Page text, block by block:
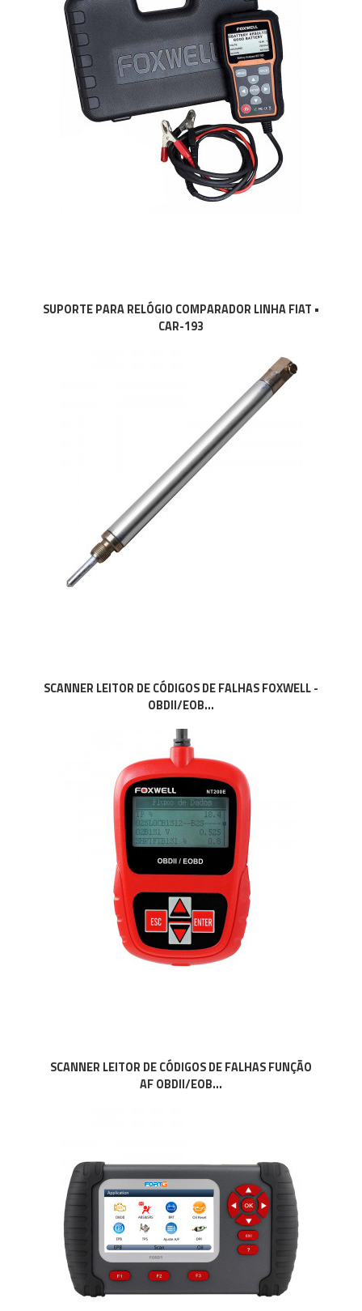
SUPORTE PARA RELÓGIO COMPARADOR LINHA FIAT •
CAR-193
SCANNER LEITOR DE CÓDIGOS DE FALHAS FOXWELL -
OBDII/EOB...
SCANNER LEITOR DE CÓDIGOS DE FALHAS FUNÇÃO
AF OBDII/EOB...